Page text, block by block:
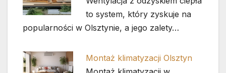
to system, który zyskuje na
popularności w Olsztynie, a jego zalety…
Montaż klimatyzacji Olsztyn